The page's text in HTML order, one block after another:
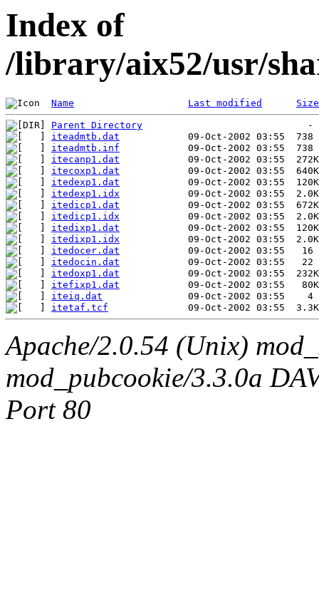
Index of
/library/aix52/usr/
Name Last modified Size
Parent Directory
iteadmtb.dat
iteadmtb.inf
itecanp1.dat
itecoxp1.dat
itedexp1.dat
itedexp1.idx
itedicp1.dat
itedicp1.idx
itedixp1.dat
itedixp1.idx
itedocer.dat
itedocin.dat
itedoxp1.dat
itefixp1.dat
iteiq.dat
itetaf.tcf
Apache/2.0.54 (Unix)
mod_pubcookie/3.3.0a
Port 80